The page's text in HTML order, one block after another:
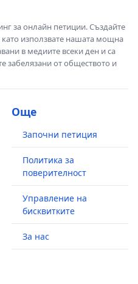
за онлайн петиции. Създайте
използвате нашата мощна
в медиите всеки ден и са
забелязани от обществото и
Още
Започни петиция
Политика за
поверителност
Управление на
бисквитките
За нас